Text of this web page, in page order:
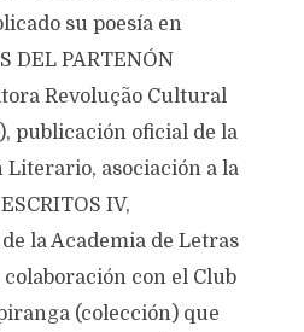
su poesía en
DEL PARTENÓN
Revolução Cultural
publicación oficial de la
Literario, asociación a la
IV,
la Academia de Letras
con el Club
(colección) que